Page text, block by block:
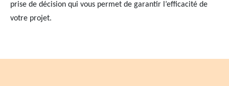
prise de décision qui vous permet de garantir l’efficacité de
votre projet.